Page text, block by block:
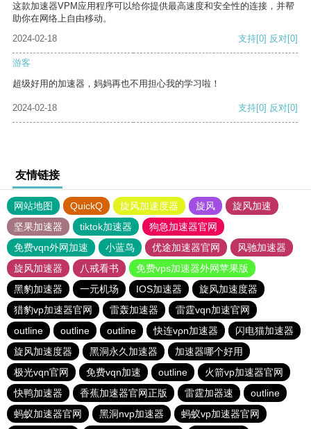
这款加速器VPM应用程序可以给你提供最高速度和安全性的连接，并帮
助你在网络上自由移动。
2024-02-18
支持[0] 反对[0]
游客
超级好用的加速器，妈妈再也不用担心我的学习啦！
2024-02-18 支持[0] 反对[0]
友情链接
网站地图 QuickQ 旋风加速度器 旋风
旋风加速
坚果加速器
tiktok加速器
狗急加速器官网
免费vqn外网加速
小蓝鸟 优途加速器官网
风驰加速器
旋风加速器
八戒看书
免费vps加速器外网苹果版
黑豹加速器
一元机场 IOS加速器
旋风加速度器
猎豹vp加速器官网
雷轰加速器
雷霆vqn加速官网
outline
outline outline 快连vρn加速器
闪电猫加速器
旋风加速度器
黑洞永久加速器
加速器哪个好用
极光vqn官网
免费vqn加速 outline
火箭vp加速器官网
快鸭加速器
香蕉加速器官网正版 雷霆加器速
outline
蚂蚁加速器官网
黑洞nvp加速器 蚂蚁vp加速器官网